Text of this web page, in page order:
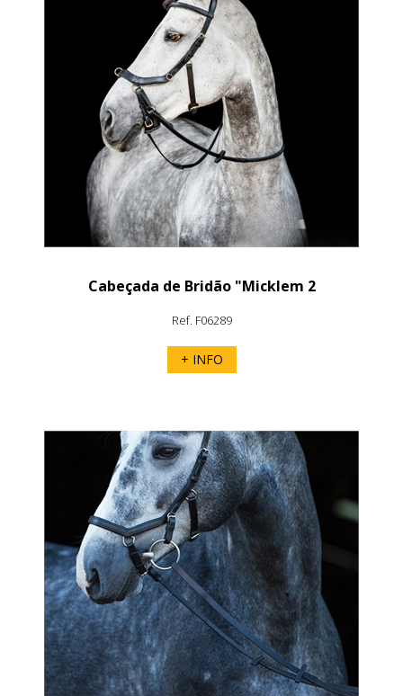
Cabeçada de Bridão "Micklem 2
Ref. F06289
+ INFO